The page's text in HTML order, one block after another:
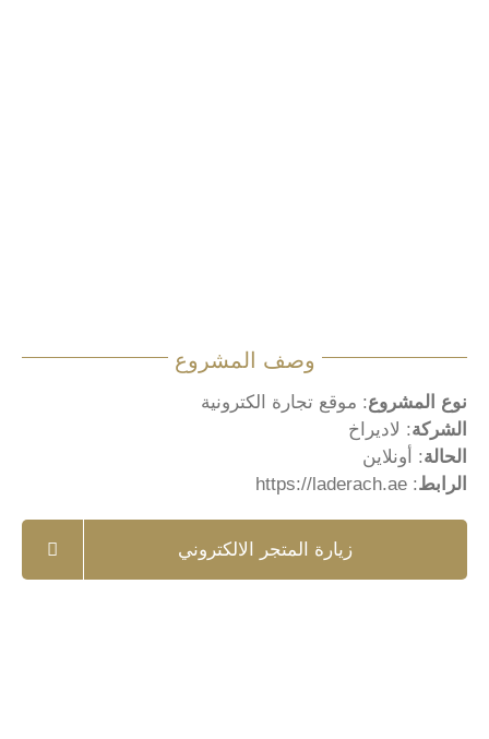
وصف المشروع
نوع المشروع: موقع تجارة الكترونية
الشركة: لاديراخ
الحالة: أونلاين
الرابط:
https://laderach.ae
زيارة المتجر الالكتروني